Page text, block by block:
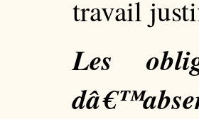
travail
Les